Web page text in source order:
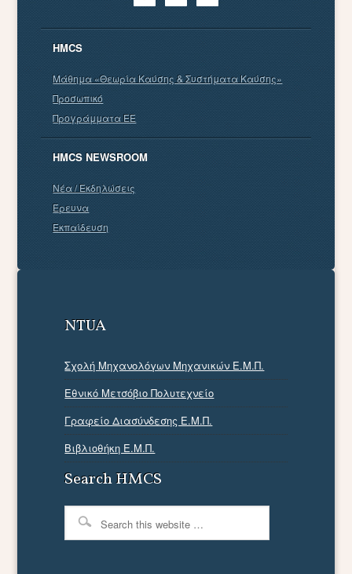
HMCS
Μάθημα «Θεωρία Καύσης & Συστήματα Καύσης»
Προσωπικό
Προγράμματα EE
HMCS NEWSROOM
Νέα / Εκδηλώσεις
Έρευνα
Εκπαίδευση
NTUA
Σχολή Μηχανολόγων Μηχανικών Ε.Μ.Π.
Εθνικό Μετσόβιο Πολυτεχνείο
Γραφείο Διασύνδεσης Ε.Μ.Π.
Βιβλιοθήκη Ε.Μ.Π.
Search HMCS